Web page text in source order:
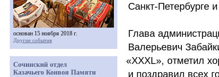
Санкт-Петербурге
Глава
Валерьевич
«XXXL», отметил
и поздравил всех
основан 15 ноября 2018 г.
Другие события
Сочинский отдел
Казачьего Конвоя Памяти